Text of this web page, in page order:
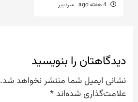
سردبیر
دیدگاهتان را بنویسید
نشانی ایمیل شما منتشر نخواهد شد.
علامت‌گذاری شده‌اند *